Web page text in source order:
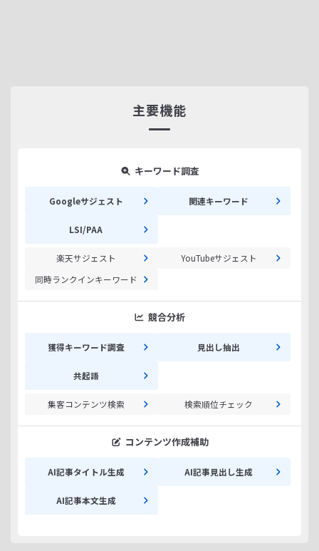
主要機能
キーワード調査
Googleサジェスト 関連キーワード
LSI/PAA
楽天サジェスト
YouTubeサジェスト
同時ランクインキーワード
競合分析
獲得キーワード調査 見出し抽出
共起語
集客コンテンツ検索 検索順位チェック
コンテンツ作成補助
AI記事タイトル生成 AI記事見出し生成
AI記事本文生成